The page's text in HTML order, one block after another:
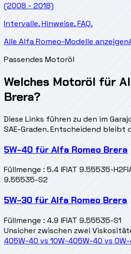
(2008 - 2018)
Intervalle, Hinweise, FAQ.
Alle Alfa Romeo-Modelle anzeigen
Passendes Motoröl
Welches Motoröl für
Brera?
Diese Links führen zu den im
SAE-Graden. Entscheidend bleibt
5W-40 für Alfa Romeo Brera
Füllmenge : 5.4 lFIAT 9.55535-H2
9.55535-S2
5W-30 für Alfa Romeo Brera
Füllmenge : 4.9 lFIAT 9.55535-S1
Unsicher zwischen zwei
405W-40 vs 10W-405W-40 vs